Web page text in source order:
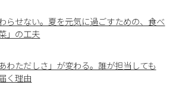
らせない。夏を元気に過ごすための、食べ
」の工夫
わただしさ」が変わる。誰が担当しても
く理由